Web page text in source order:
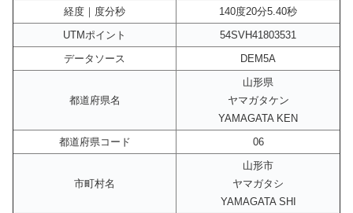
経度｜度分秒
140度20分5.40秒
UTMポイント
54SVH41803531
データソース
DEM5A
都道府県名
山形県
ヤマガタケン
YAMAGATA KEN
都道府県コード
06
市町村名
山形市
ヤマガタシ
YAMAGATA SHI